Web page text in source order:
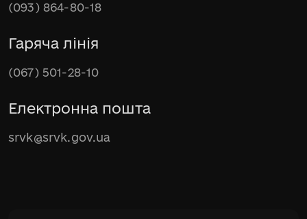
(093) 864-80-18
Гаряча лінія
(067) 501-28-10
Електронна пошта
srvk@srvk.gov.ua